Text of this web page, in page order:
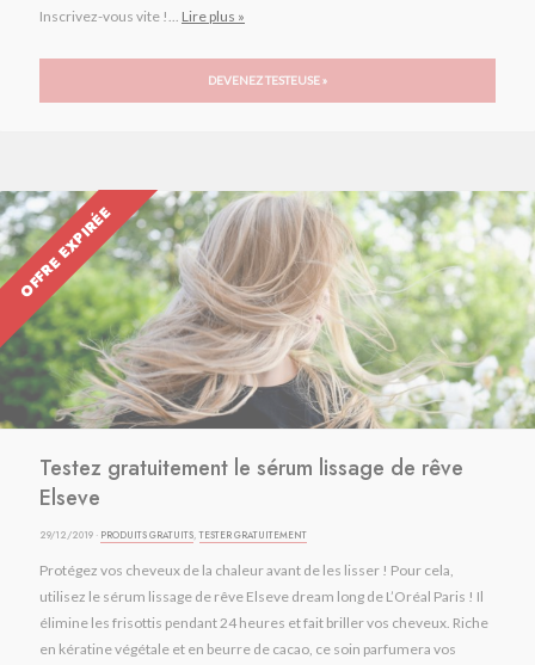
Inscrivez-vous vite !... Lire plus »
DEVENEZ TESTEUSE »
OFFRE EXPIRÉE
Testez gratuitement le sérum lissage de rêve
Elseve
29/12/2019 · PRODUITS GRATUITS,TESTER GRATUITEMENT
Protégez vos cheveux de la chaleur avant de les lisser ! Pour cela,
utilisez le sérum lissage de rêve Elseve dream long de L’Oréal Paris ! Il
élimine les frisottis pendant 24 heures et fait briller vos cheveux. Riche
en kératine végétale et en beurre de cacao, ce soin parfumera vos